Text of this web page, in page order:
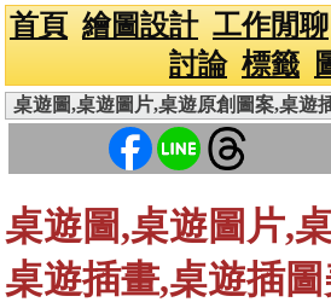
首頁 繪圖設計 工作閒聊
討論 標籤
桌遊圖,桌遊圖片,桌遊原創圖案,桌遊
桌遊圖,桌遊圖片,
桌遊插畫,桌遊插